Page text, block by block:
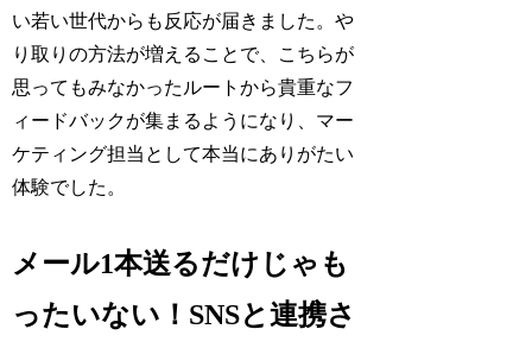
い若い世代からも反応が届きました。や
り取りの方法が増えることで、こちらが
思ってもみなかったルートから貴重なフ
ィードバックが集まるようになり、マー
ケティング担当として本当にありがたい
体験でした。
メール1本送るだけじゃも
ったいない！SNSと連携さ